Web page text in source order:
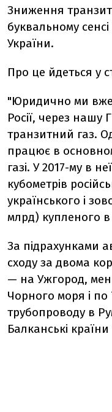
Зниження
буквальному
України.
Про це йдеться у
"Юридично ми вже
Росії, через нашу
транзитний газ.
працює в
газі. У 2017-му в
кубометрів
українського і
млрд) купленого в
За підрахунками
сходу за двома
— на Ужгород,
Чорного моря і
трубопроводу в
Балканські країни